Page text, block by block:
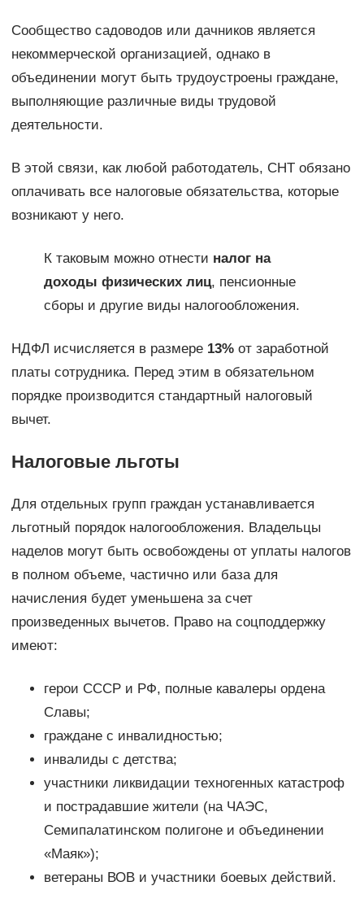
Сообщество садоводов или дачников является
некоммерческой организацией, однако в
объединении могут быть трудоустроены граждане,
выполняющие различные виды трудовой
деятельности.
В этой связи, как любой работодатель, СНТ обязано
оплачивать все налоговые обязательства, которые
возникают у него.
К таковым можно отнести налог на
доходы физических лиц, пенсионные
сборы и другие виды налогообложения.
НДФЛ исчисляется в размере 13%от заработной
платы сотрудника. Перед этим в обязательном
порядке производится стандартный налоговый
вычет.
Налоговые льготы
Для отдельных групп граждан устанавливается
льготный порядок налогообложения. Владельцы
наделов могут быть освобождены от уплаты налогов
в полном объеме, частично или база для
начисления будет уменьшена за счет
произведенных вычетов. Право на соцподдержку
имеют:
герои СССР и РФ, полные кавалеры ордена
Славы;
граждане с инвалидностью;
инвалиды с детства;
участники ликвидации техногенных катастроф
и пострадавшие жители (на ЧАЭС,
Семипалатинском полигоне и объединении
«Маяк»);
ветераны ВОВ и участники боевых действий.